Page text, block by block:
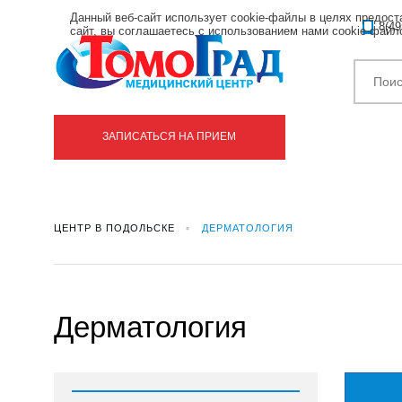
ЗАПИСАТЬСЯ НА ПРИЕМ
ЦЕНТР В ПОДОЛЬСКЕ ДЕРМАТОЛОГИЯ
Дерматология
Данный веб-сайт использует cookie-файлы в целях
сайт, вы соглашаетесь с использованием нами cookie-